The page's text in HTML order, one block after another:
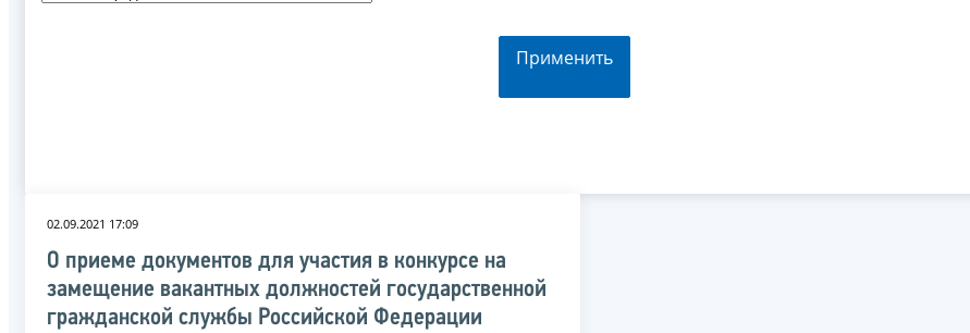
Применить
02.09.2021 17:09
О приеме документов для участия в конкурсе на
замещение вакантных должностей государственной
гражданской службы Российской Федерации